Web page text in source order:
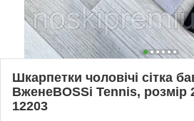
Шкарпетки чоловічі сітка
ВженеBOSSі Tennis, розмір
12203